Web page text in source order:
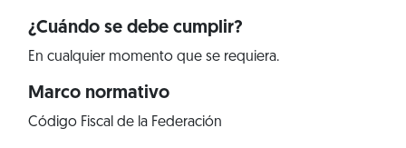
¿Cuándo se debe cumplir?
En cualquier momento que se requiera.
Marco normativo
Código Fiscal de la Federación